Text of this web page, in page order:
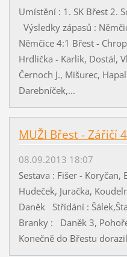
Umístění : 1. SK Břest 2.
Výsledky zápasů :
Němčice 4:1 Břest -
Hrdlička - Karlík, Dostál,
Černoch J., Mišurec,
Darebníček,...
MUŽI Břest - Zářičí
08.09.2013 18:07
Sestava : Fišer - Koryčan,
Hudeček, Juračka,
Daněk Střídání :
Branky : Daněk 3,
Konečně do Břestu